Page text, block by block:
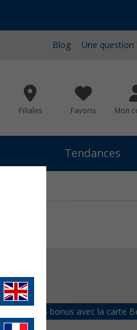
Blog Une question
Filiales Favoris Mon
Tendances
gratuite
jusqu'à 5% bonus avec la carte